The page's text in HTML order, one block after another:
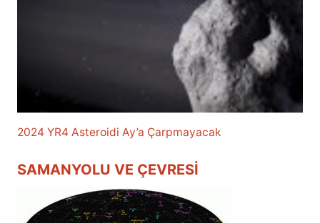
2024 YR4 Asteroidi Ay’a Çarpmayacak
SAMANYOLU VE ÇEVRESI